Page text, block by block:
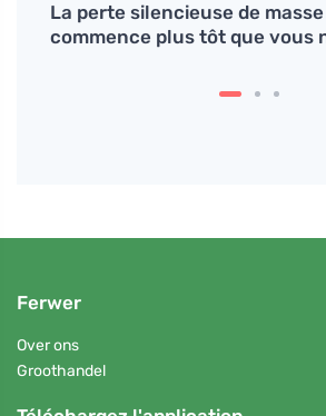
La perte silencieuse de
commence plus tôt que vous
Ferwer
Over ons
Groothandel